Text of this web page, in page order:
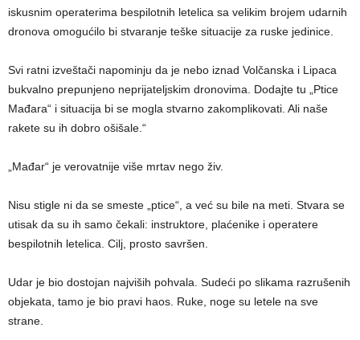
iskusnim operaterima bespilotnih letelica sa velikim brojem udarnih
dronova omogućilo bi stvaranje teške situacije za ruske jedinice.
Svi ratni izveštači napominju da je nebo iznad Volčanska i Lipaca
bukvalno prepunjeno neprijateljskim dronovima. Dodajte tu „Ptice
Mađara“ i situacija bi se mogla stvarno zakomplikovati. Ali naše
rakete su ih dobro ošišale.“
„Mađar“ je verovatnije više mrtav nego živ.
Nisu stigle ni da se smeste „ptice“, a već su bile na meti. Stvara se
utisak da su ih samo čekali: instruktore, plaćenike i operatere
bespilotnih letelica. Cilj, prosto savršen.
Udar je bio dostojan najviših pohvala. Sudeći po slikama razrušenih
objekata, tamo je bio pravi haos. Ruke, noge su letele na sve
strane.